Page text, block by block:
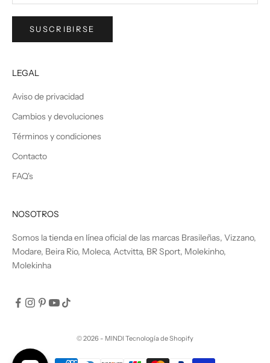
SUSCRIBIRSE
LEGAL
Aviso de privacidad
Cambios y devoluciones
Términos y condiciones
Contacto
FAQ's
NOSOTROS
Somos la tienda en línea oficial de las marcas Brasileñas, Vizzano,
Modare, Beira Rio, Moleca, Actvitta, BR Sport, Molekinho,
Molekinha
© 2026 - MINDI Tecnología de Shopify